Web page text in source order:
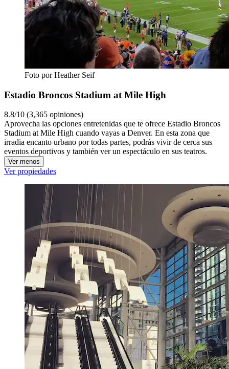
Foto por Heather Seif
Estadio Broncos Stadium at Mile High
8.8/10 (3,365 opiniones)
Aprovecha las opciones entretenidas que te ofrece Estadio Broncos
Stadium at Mile High cuando vayas a Denver. En esta zona que
irradia encanto urbano por todas partes, podrás vivir de cerca sus
eventos deportivos y también ver un espectáculo en sus teatros.
Ver menos
Ver propiedades